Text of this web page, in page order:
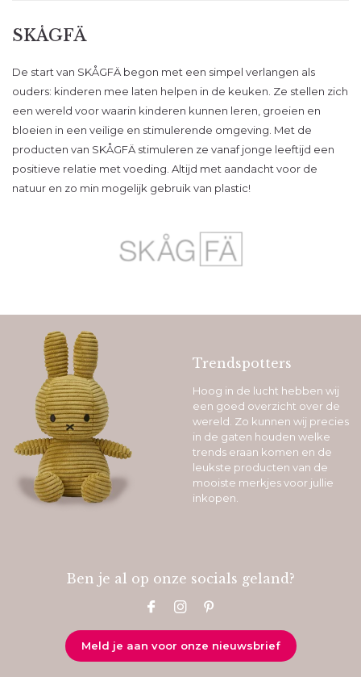
SKÅGFÄ
De start van SKÅGFÄ begon met een simpel verlangen als
ouders: kinderen mee laten helpen in de keuken. Ze stellen zich
een wereld voor waarin kinderen kunnen leren, groeien en
bloeien in een veilige en stimulerende omgeving. Met de
producten van SKÅGFÄ stimuleren ze vanaf jonge leeftijd een
positieve relatie met voeding. Altijd met aandacht voor de
natuur en zo min mogelijk gebruik van plastic!
Trendspotters
Hoog in de lucht hebben wij
een goed overzicht over de
wereld. Zo kunnen wij precies
in de gaten houden welke
trends eraan komen en de
leukste producten van de
mooiste merkjes voor jullie
inkopen.
Ben je al op onze socials geland?
Meld je aan voor onze nieuwsbrief